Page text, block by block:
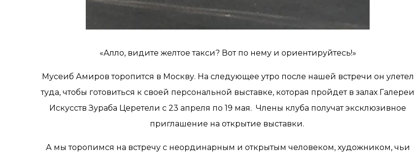
«Алло, видите желтое такси? Вот по нему и ориентируйтесь!»
Мусеиб Амиров торопится в Москву. На следующее утро после нашей встречи он улетел
туда, чтобы готовиться к своей персональной выставке, которая пройдет в залах Галереи
Искусств Зураба Церетели с 23 апреля по 19 мая. Члены клуба получат эксклюзивное
приглашение на открытие выставки.
А мы торопимся на встречу с неординарным и открытым человеком, художником, чьи